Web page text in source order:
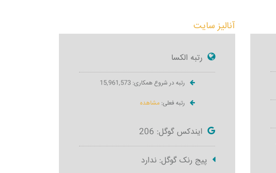
آنالیز سایت
رتبه الکسا
رتبه در شروع همکاری: 15,961,573
رتبه فعلی: مشاهده
ایندکس گوگل: 206
پیج رنک گوگل: ندارد